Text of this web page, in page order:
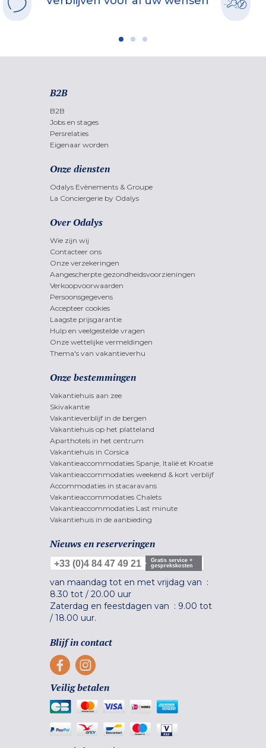
B2B
B2B
Jobs en stages
Persrelaties
Eigenaar worden
Onze diensten
Odalys Evènements & Groupe
La Conciergerie by Odalys
Over Odalys
Wie zijn wij
Contacteer ons
Onze verzekeringen
Aangescherpte gezondheidsvoorzieningen
Verkoopvoorwaarden
Persoonsgegevens
Accepteer cookies
Laagste prijsgarantie
Hulp en veelgestelde vragen
Onze wettelijke vermeldingen
Thema's van vakantieverhu
Onze bestemmingen
Vakantiehuis aan zee
Skivakantie
Vakantieverblijf in de bergen
Vakantiehuis op het platteland
Aparthotels in het centrum
Vakantiehuis in Corsica
Vakantieaccommodaties Spanje, Italië et Kroatië
Vakantieaccommodaties weekend & kort verblijf
Accommodaties in stacaravans
Vakantieaccommodaties Chalets
Vakantieaccommodaties Last minute
Vakantiehuis in de aanbieding
Nieuws en reserveringen
+33 (0)4 84 47 49 21
Gratis service +
gesprekskosten
van maandag tot en met vrijdag van :
8.30 tot / 20.00 uur
Zaterdag en feestdagen van : 9.00 tot
/ 18.00 uur.
Blijf in contact
Veilig betalen